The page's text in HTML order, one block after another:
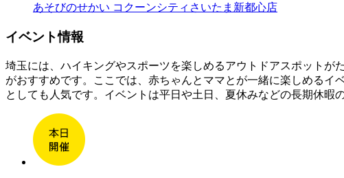
あそびのせかい コクーンシティさいたま新都心店
イベント情報
埼玉には、ハイキングやスポーツを楽しめるアウトドアスポットが
がおすすめです。ここでは、赤ちゃんとママとが一緒に楽しめる
としても人気です。イベントは平日や土日、夏休みなどの長期休暇